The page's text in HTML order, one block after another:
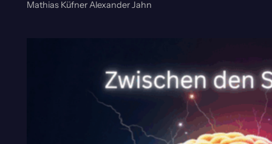
Mathias Küfner Alexander Jahn